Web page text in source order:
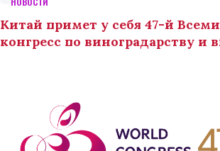
Китай примет у себя 47-й
конгресс по виноградарству и